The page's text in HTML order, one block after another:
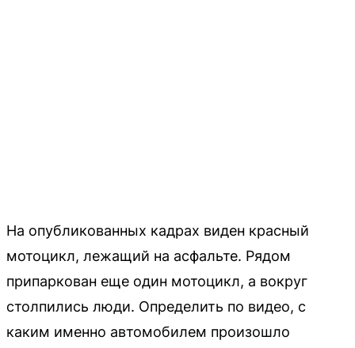
На опубликованных кадрах виден красный
мотоцикл, лежащий на асфальте. Рядом
припаркован еще один мотоцикл, а вокруг
столпились люди. Определить по видео, с
каким именно автомобилем произошло